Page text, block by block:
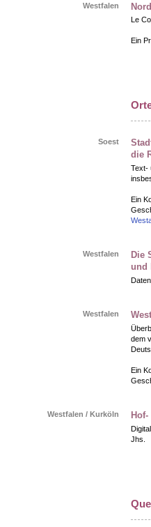
Westfalen
Le
Ein
Soest
die
Text-
Ein
Westfalen
Die
und
Westfalen
dem
Ein
Westfalen / Kurköln
Jhs.